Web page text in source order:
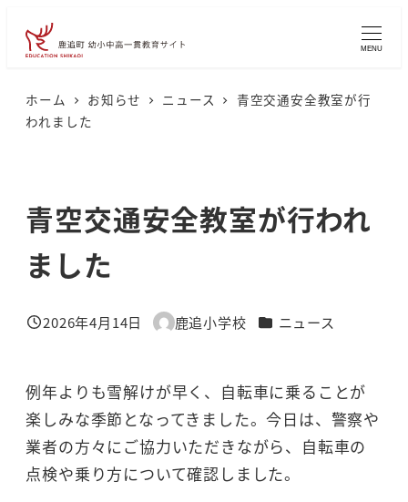
MENU
ホーム お知らせ ニュース
青空交通安全教室が行
われました
青空交通安全教室が行われ
ました
投稿日
2026年4月14日
著
鹿追小学校 カテゴリー
ニュース
例年よりも雪解けが早く、自転車に乗ることが
楽しみな季節となってきました。今日は、警察や
業者の方々にご協力いただきながら、自転車の
点検や乗り方について確認しました。